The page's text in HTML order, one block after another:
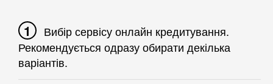
Вибір сервісу онлайн кредитування.
Рекомендується одразу обирати декілька
варіантів.